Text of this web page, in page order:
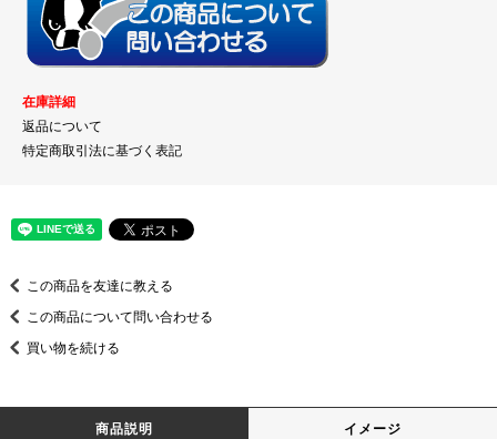
在庫詳細
返品について
特定商取引法に基づく表記
この商品を友達に教える
この商品について問い合わせる
買い物を続ける
商品説明 イメージ